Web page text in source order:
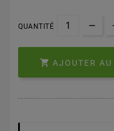
QUANTITÉ
 AJOUTER AU